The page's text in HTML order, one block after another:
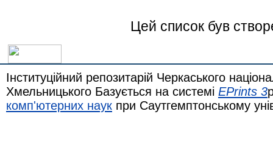
Цей список був
Інституційний репозитарій Черкаського
Хмельницького Базується на системі EPrints 3
комп'ютерних наук при Саутгемптонському